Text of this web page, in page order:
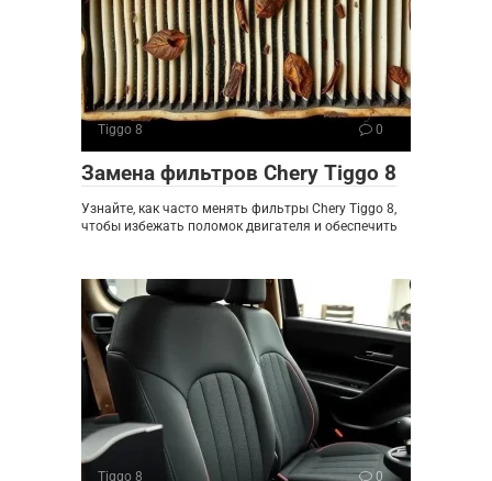
Tiggo 8 0
Замена фильтров Chery Tiggo 8
Узнайте, как часто менять фильтры Chery Tiggo 8,
чтобы избежать поломок двигателя и обеспечить
Tiggo 8 0